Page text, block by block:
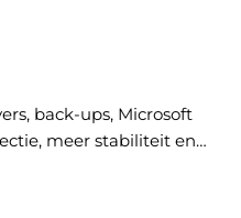
back-ups, Microsoft
meer stabiliteit en